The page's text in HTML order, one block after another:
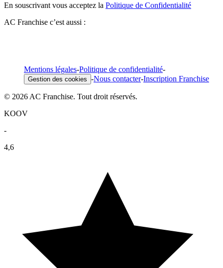
En souscrivant vous acceptez la Politique de Confidentialité
AC Franchise c’est aussi :
Mentions légales-Politique de confidentialité-
Gestion des cookies -Nous contacter-Inscription Franchise
© 2026 AC Franchise. Tout droit réservés.
KOOV
-
4,6